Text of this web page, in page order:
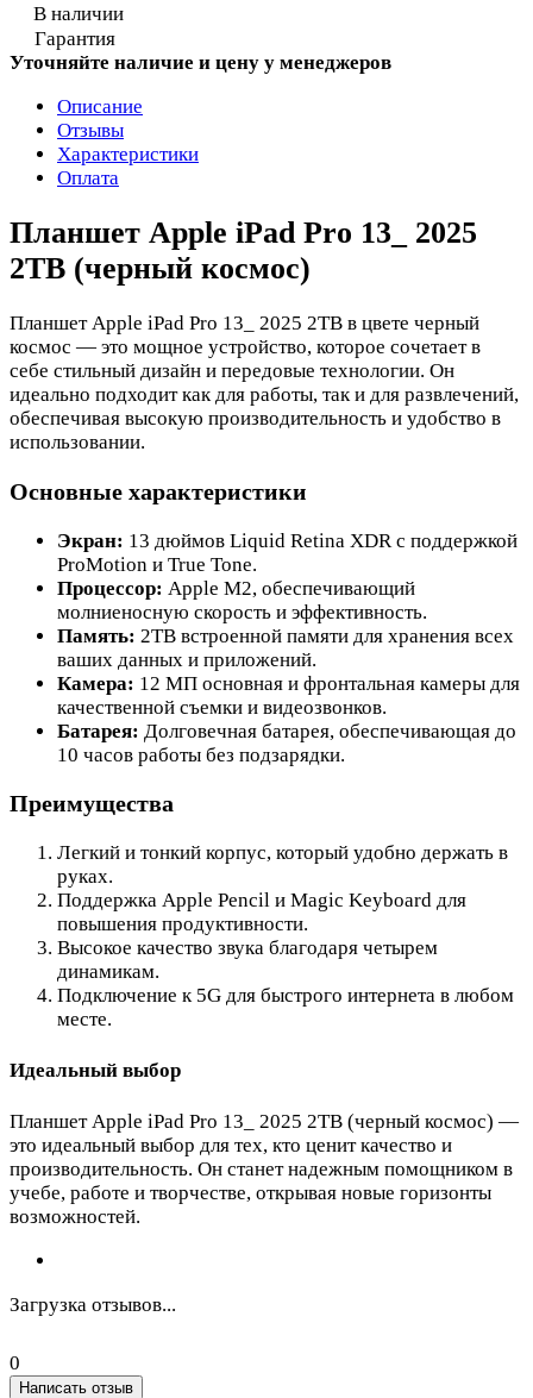
В наличии
Гарантия
Уточняйте наличие и цену у менеджеров
Описание
Отзывы
Характеристики
Оплата
Планшет Apple iPad Pro 13_ 2025
2TB (черный космос)
Планшет Apple iPad Pro 13_ 2025 2TB в цвете черный
космос — это мощное устройство, которое сочетает в
себе стильный дизайн и передовые технологии. Он
идеально подходит как для работы, так и для развлечений,
обеспечивая высокую производительность и удобство в
использовании.
Основные характеристики
Экран: 13 дюймов Liquid Retina XDR с поддержкой
ProMotion и True Tone.
Процессор: Apple M2, обеспечивающий
молниеносную скорость и эффективность.
Память: 2TB встроенной памяти для хранения всех
ваших данных и приложений.
Камера: 12 МП основная и фронтальная камеры для
качественной съемки и видеозвонков.
Батарея: Долговечная батарея, обеспечивающая до
10 часов работы без подзарядки.
Преимущества
Легкий и тонкий корпус, который удобно держать в
руках.
Поддержка Apple Pencil и Magic Keyboard для
повышения продуктивности.
Высокое качество звука благодаря четырем
динамикам.
Подключение к 5G для быстрого интернета в любом
месте.
Идеальный выбор
Планшет Apple iPad Pro 13_ 2025 2TB (черный космос) —
это идеальный выбор для тех, кто ценит качество и
производительность. Он станет надежным помощником в
учебе, работе и творчестве, открывая новые горизонты
возможностей.
Загрузка отзывов...
0
Написать отзыв